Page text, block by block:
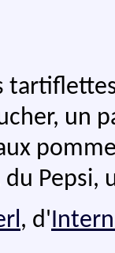
un
, d'